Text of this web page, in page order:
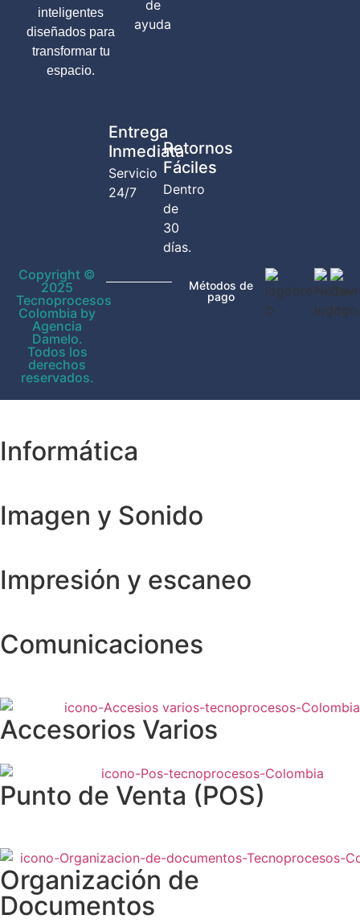
inteligentes
diseñados para
transformar tu
espacio.
Entrega
Inmediata
Servicio
24/7
Retornos
Fáciles
Dentro
de
30
días.
de
ayuda
Copyright ©
2025
Tecnoprocesos
Colombia by
Agencia
Damelo.
Todos los
derechos
reservados.
Métodos de
pago
Informática
Imagen y Sonido
Impresión y escaneo
Comunicaciones
Accesorios Varios
Punto de Venta (POS)
Organización de
Documentos